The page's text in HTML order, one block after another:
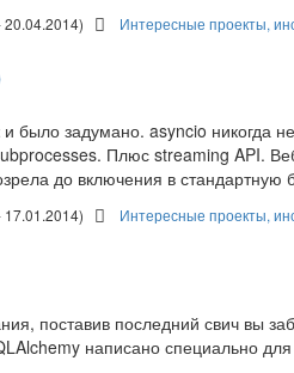
20.04.2014) Интересные проекты,
было задумано. asyncio никогда
Плюс streaming API.
до включения в стандартную
17.01.2014) Интересные проекты,
поставив последний свич вы
написано специально